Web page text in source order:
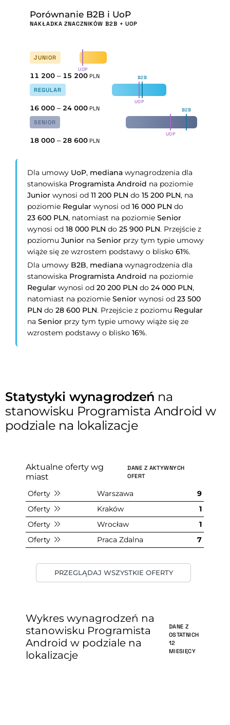
Porównanie B2B i UoP
NAKŁADKA ZNACZNIKÓW B2B + UOP
JUNIOR
UOP
11 200 – 15 200 PLN
REGULAR
B2B
UOP
16 000 – 24 000 PLN
SENIOR
B2B
UOP
18 000 – 28 600 PLN
Dla umowy UoP, mediana wynagrodzenia dla
stanowiska Programista Android na poziomie
Junior wynosi od11 200 PLN do15 200 PLN, na
poziomie Regular wynosi od16 000 PLN do
23 600 PLN, natomiast na poziomieSenior
wynosi od18 000 PLN do25 900 PLN. Przejście z
poziomuJunior naSenior przy tym typie umowy
wiąże się ze wzrostem podstawy o blisko61%.
Dla umowy B2B, mediana wynagrodzenia dla
stanowiska Programista Android na poziomie
Regular wynosi od20 200 PLN do24 000 PLN,
natomiast na poziomieSenior wynosi od23 500
PLN do28 600 PLN. Przejście z poziomu Regular
naSenior przy tym typie umowy wiąże się ze
wzrostem podstawy o blisko16%.
Statystyki wynagrodzeń na
stanowisku Programista Android w
podziale na lokalizacje
Aktualne oferty wg
miast
DANE Z AKTYWNYCH
OFERT
Oferty Warszawa
9
Oferty
Kraków
1
Oferty
Wrocław
1
Oferty
Praca Zdalna 7
PRZEGLĄDAJ WSZYSTKIE OFERTY
Wykres wynagrodzeń na
stanowisku Programista
Android w podziale na
lokalizacje
DANE Z
OSTATNICH
12
MIESIĘCY